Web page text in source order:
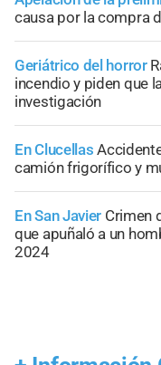
causa por la compra
Geriátrico del horror
incendio y piden que
investigación
En Clucellas
camión frigorífico y
En San Javier Crimen
que apuñaló a un
2024